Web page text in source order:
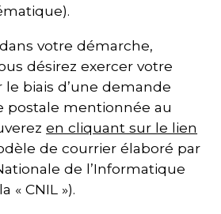
votre démarche,
désirez exercer votre
le biais d’une demande
postale mentionnée au
en cliquant sur le lien
de courrier élaboré par
de l’Informatique
« CNIL »).